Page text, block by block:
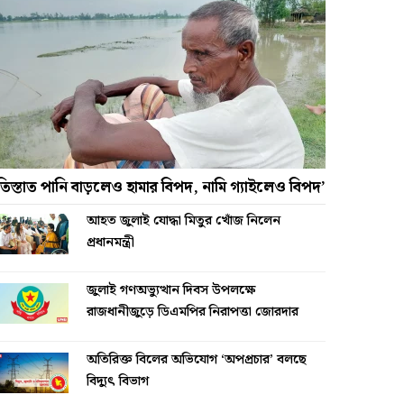
পানি বাড়লেও হামার বিপদ, নামি গ্যাইলেও বিপদ’
আহত জুলাই যোদ্ধা মিতুর খোঁজ নিলেন
প্রধানমন্ত্রী
জুলাই গণঅভ্যুত্থান দিবস উপলক্ষে
রাজধানীজুড়ে ডিএমপির নিরাপত্তা জোরদার
অতিরিক্ত বিলের অভিযোগ ‘অপপ্রচার’ বলছে
বিদ্যুৎ বিভাগ